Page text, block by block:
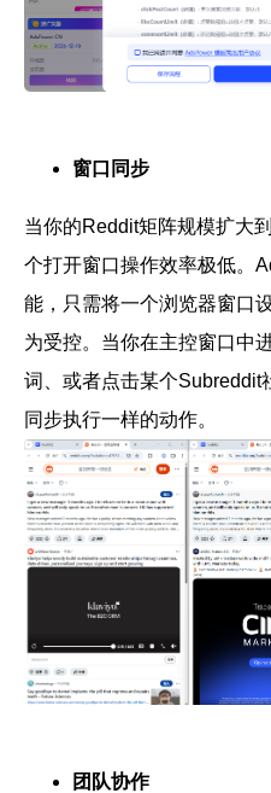
窗口同步
当你的Reddit矩阵规模扩大
个打开窗口操作效率极低。
能 ，只需将一个浏览器窗口
为受控。当你在主控窗口中
词、或者点击某个Subreddit
同步执行一样的动作。
团队协作